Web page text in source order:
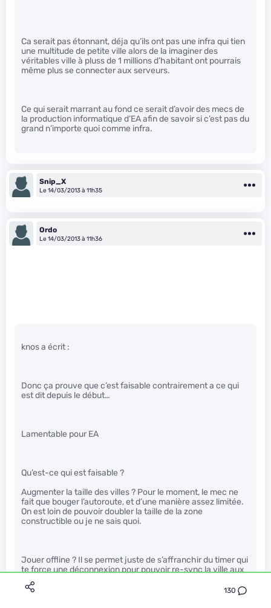
130
Ca serait pas étonnant, déja qu’ils ont pas une infra qui tien
une multitude de petite ville alors de la imaginer des
véritables ville à pluss de 1 millions d’habitant ont pourrais
même plus se connecter aux serveurs.
Ce qui serait marrant au fond ce serait d’avoir des mecs de
la production informatique d’EA afin de savoir si c’est pas du
grand n’importe quoi comme infra.
Snip_X
Le 14/03/2013 à 11h35
Ordo
Le 14/03/2013 à 11h36
knos a écrit :
Donc ça prouve que c’est faisable contrairement a ce qui
est dit depuis le début…
Lamentable pour EA
Qu’est-ce qui est faisable ?
Augmenter la taille des villes ? Pour le moment, le mec ne
fait que bouger l’autoroute, et d’une manière assez limitée.
On est loin de pouvoir doubler la taille de la zone
constructible ou je ne sais quoi.
Jouer offline ? Il se permet juste de s’affranchir du timer qui
te force une déconnexion pour pouvoir re-sync la ville aux
serveurs. Mais en faisant ça, il perd les sauvegardes et
toute interaction avec d’autres ville… ce qui est juste une